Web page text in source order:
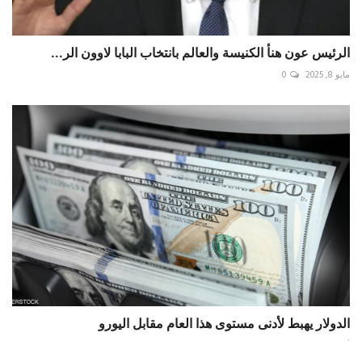
الرئيس عون هنأ الكنيسة والعالم بانتخاب البابا لاوون الر...
مايو 8, 2025 0
الدولار يهبط لأدنى مستوى هذا العام مقابل اليورو